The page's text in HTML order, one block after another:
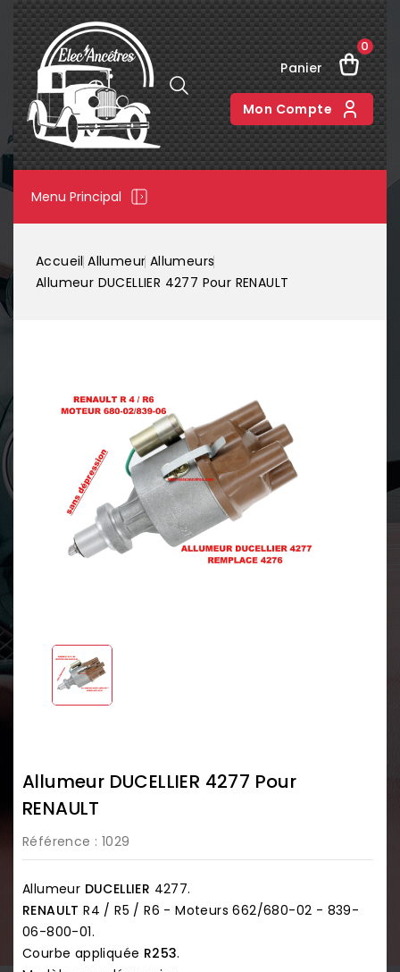
Panier
0
Mon Compte
Menu Principal
Accueil Allumeur Allumeurs
Allumeur DUCELLIER 4277 Pour RENAULT
Allumeur DUCELLIER 4277 Pour
RENAULT
Référence : 1029
Allumeur DUCELLIER 4277.
RENAULT R4 / R5 / R6 - Moteurs 662/680-02 - 839-
06-800-01.
Courbe appliquée R253.